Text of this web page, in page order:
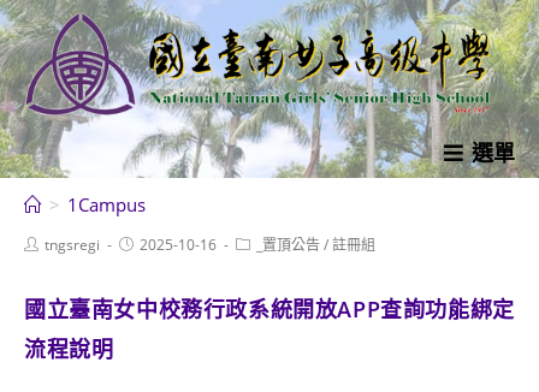
跳
轉
至
主
要
內
選單
> 1Campus
Posttngsregi
Post2025-10-16
Post _置頂公告/註冊組
國立臺南女中校務行政系統開放APP查詢功能綁定
流程說明